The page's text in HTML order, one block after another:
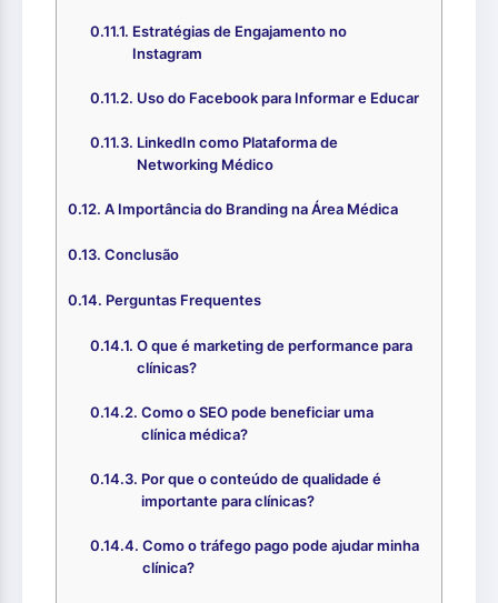
Estratégias de Engajamento no
Instagram
Uso do Facebook para Informar e Educar
LinkedIn como Plataforma de
Networking Médico
A Importância do Branding na Área Médica
Conclusão
Perguntas Frequentes
O que é marketing de performance para
clínicas?
Como o SEO pode beneficiar uma
clínica médica?
Por que o conteúdo de qualidade é
importante para clínicas?
Como o tráfego pago pode ajudar minha
clínica?